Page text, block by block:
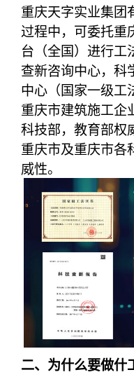
重庆天字实业集团
过程中，可委托重
台（全国）进行工
查新咨询中心，科
中心（国家一级工
重庆市建筑施工企
科技部，教育部权
重庆市及重庆市各
威性。
二、为什么要做什